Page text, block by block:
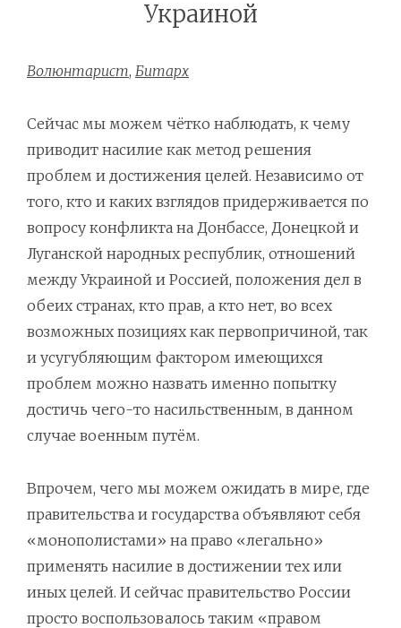
Украиной
Волюнтарист, Битарх
Сейчас мы можем чётко наблюдать, к чему
приводит насилие как метод решения
проблем и достижения целей. Независимо от
того, кто и каких взглядов придерживается по
вопросу конфликта на Донбассе, Донецкой и
Луганской народных республик, отношений
между Украиной и Россией, положения дел в
обеих странах, кто прав, а кто нет, во всех
возможных позициях как первопричиной, так
и усугубляющим фактором имеющихся
проблем можно назвать именно попытку
достичь чего-то насильственным, в данном
случае военным путём.
Впрочем, чего мы можем ожидать в мире, где
правительства и государства объявляют себя
«монополистами» на право «легально»
применять насилие в достижении тех или
иных целей. И сейчас правительство России
просто воспользовалось таким «правом